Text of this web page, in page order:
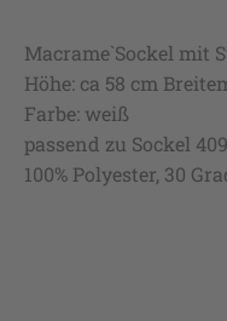
Macrame`Sockel mit
Höhe: ca 58 cm
Farbe: weiß
passend zu Sockel
100% Polyester, 30